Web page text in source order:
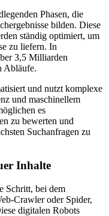
Phasen, die
bilden. Diese
ständig optimiert, um
zu liefern. In
3,5 Milliarden
Abläufe.
und nutzt komplexe
und maschinellem
es
zu bewerten und
Suchanfragen zu
Inhalte
Schritt, bei dem
Crawler oder Spider,
digitalen Robots